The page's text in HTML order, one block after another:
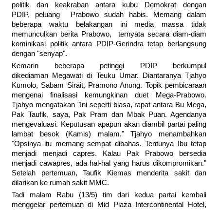
politik dan keakraban antara kubu Demokrat dengan
PDIP, peluang Prabowo sudah habis. Memang dalam
beberapa waktu belakangan ini media massa tidak
memunculkan berita Prabowo, ternyata secara diam-diam
kominikasi politik antara PDIP-Gerindra tetap berlangsung
dengan "senyap".
Kemarin beberapa petinggi PDIP berkumpul
dikediaman Megawati di Teuku Umar. Diantaranya Tjahyo
Kumolo, Sabam Sirait, Pramono Anung. Topik pembicaraan
mengenai finalisasi kemungkinan duet Mega-Prabowo.
Tjahyo mengatakan "Ini seperti biasa, rapat antara Bu Mega,
Pak Taufik, saya, Pak Pram dan Mbak Puan. Agendanya
mengevaluasi. Keputusan apapun akan diambil partai paling
lambat besok (Kamis) malam." Tjahyo menambahkan
"Opsinya itu memang sempat dibahas. Tentunya Ibu tetap
menjadi menjadi capres. Kalau Pak Prabowo bersedia
menjadi cawapres, ada hal-hal yang harus dikompromikan."
Setelah pertemuan, Taufik Kiemas menderita sakit dan
dilarikan ke rumah sakit MMC.
Tadi malam Rabu (13/5) tim dari kedua partai kembali
menggelar pertemuan di Mid Plaza Intercontinental Hotel,